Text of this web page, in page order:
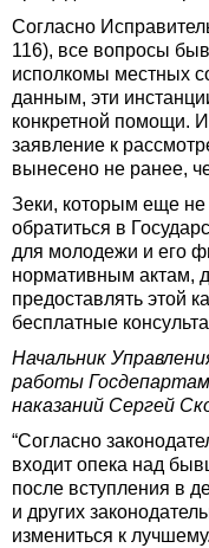
Согласно
116), все вопросы
исполкомы местных
данным, эти
конкретной помощи.
заявление к
вынесено не ранее,
Зеки, которым еще не
обратиться в
для молодежи и его
нормативным актам,
предоставлять этой
бесплатные
Начальник
работы
наказаний Сергей
“Согласно
входит опека над
после вступления в
и других
измениться к